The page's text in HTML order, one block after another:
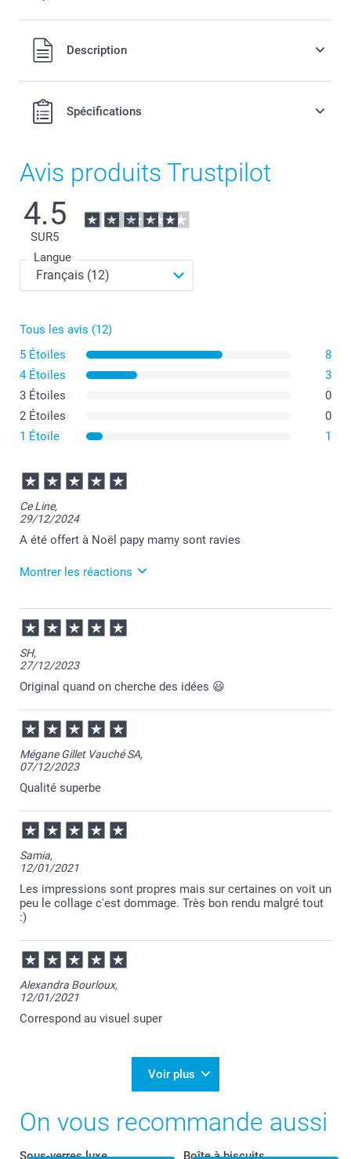
Tous les prix sont en EURO (€), TVA incluse et hors frais de
port.
Description
Spécifications
Avis produits Trustpilot
4.5
SUR5
Langue
Tous les avis (12)
5 Étoiles
8
4 Étoiles
3
3 Étoiles
0
2 Étoiles
0
1 Étoile
1
Ce Line,
29/12/2024
A été offert à Noël papy mamy sont ravies
Montrer les réactions
05/02/2025
12:28
Merci pour votre commande Céline et je suis ravie
grands-parents!
Passez une bonne journée.
Cordialement,
Florence@smartphoto
SH,
27/12/2023
Original quand on cherche des idées 😃
Mégane Gillet Vauché SA,
07/12/2023
Qualité superbe
Samia,
12/01/2021
Les impressions sont propres mais sur certaines on voit un
peu le collage c'est dommage. Très bon rendu malgré tout
:)
Alexandra Bourloux,
12/01/2021
Correspond au visuel super
Voir plus
On vous recommande aussi
Sous-verres luxe Boîte à biscuits